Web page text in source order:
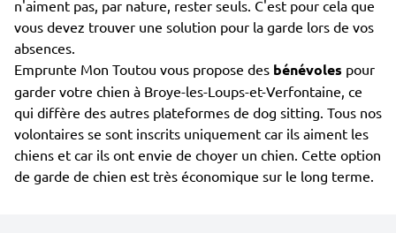
n'aiment pas, par nature, rester seuls. C'est pour cela que
vous devez trouver une solution pour la garde lors de vos
absences.
Emprunte Mon Toutou vous propose des bénévoles pour
garder votre chien à Broye-les-Loups-et-Verfontaine, ce
qui diffère des autres plateformes de dog sitting. Tous nos
volontaires se sont inscrits uniquement car ils aiment les
chiens et car ils ont envie de choyer un chien. Cette option
de garde de chien est très économique sur le long terme.